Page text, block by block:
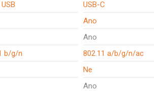
USB-C
Ano
Ano
b/g/n 802.11 a/b/g/n/ac
Ne
Ano